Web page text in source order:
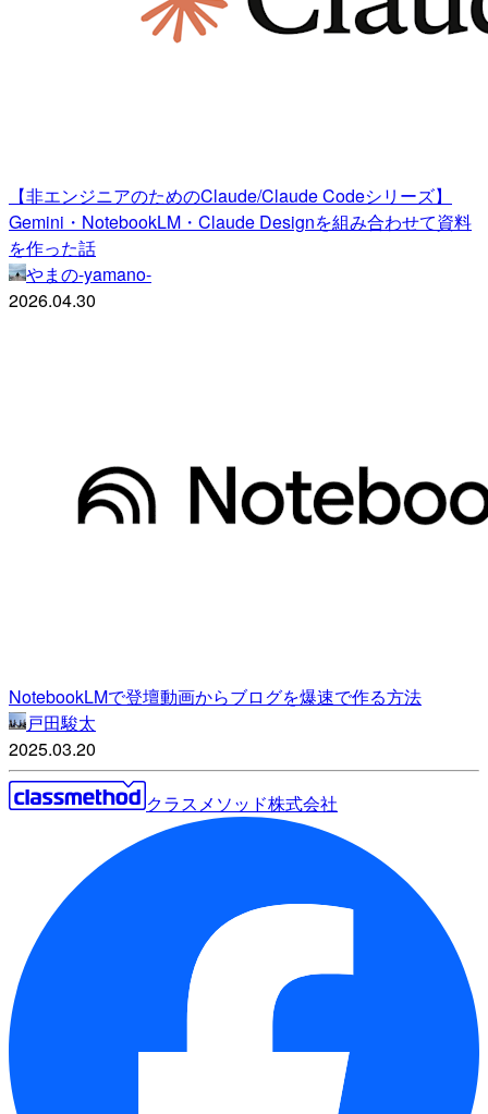
【非エンジニアのためのClaude/Claude Codeシリーズ】
Gemini・NotebookLM・Claude Designを組み合わせて資料
を作った話
やまの-yamano-
2026.04.30
NotebookLMで登壇動画からブログを爆速で作る方法
戸田駿太
2025.03.20
クラスメソッド株式会社